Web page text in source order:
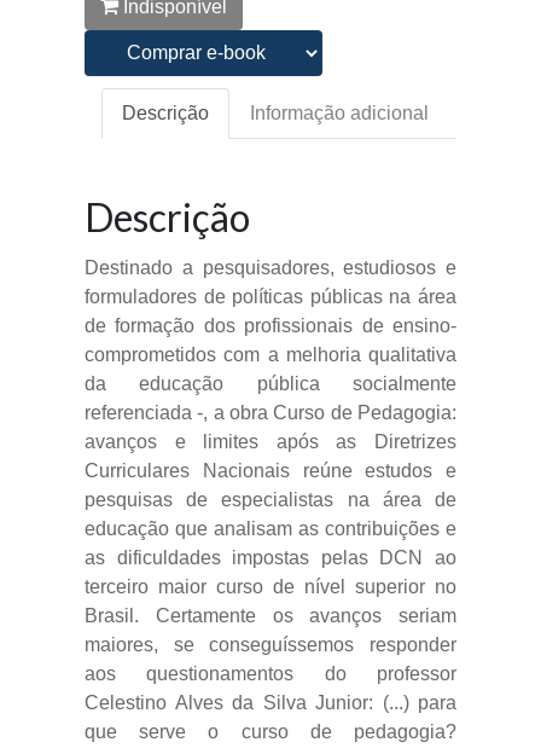
Indisponível
Descrição Informação adicional
Descrição
Destinado a pesquisadores, estudiosos e
formuladores de políticas públicas na área
de formação dos profissionais de ensino-
comprometidos com a melhoria qualitativa
da educação pública socialmente
referenciada -, a obra Curso de Pedagogia:
avanços e limites após as Diretrizes
Curriculares Nacionais reúne estudos e
pesquisas de especialistas na área de
educação que analisam as contribuições e
as dificuldades impostas pelas DCN ao
terceiro maior curso de nível superior no
Brasil. Certamente os avanços seriam
maiores, se conseguíssemos responder
aos questionamentos do professor
Celestino Alves da Silva Junior: (...) para
que serve o curso de pedagogia?